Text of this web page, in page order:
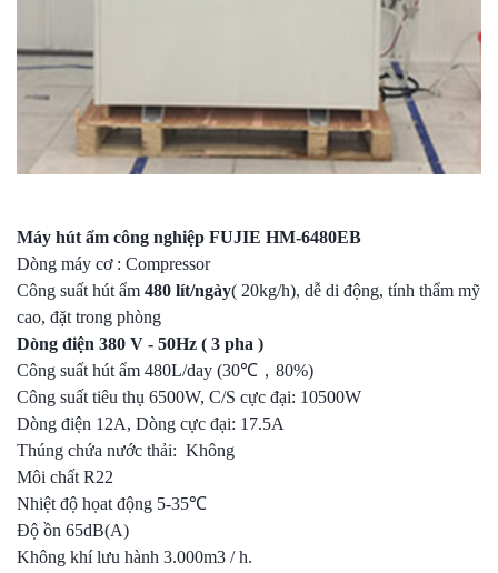
Máy hút ẩm công nghiệp FUJIE HM-6480EB
Dòng máy cơ : Compressor
Công suất hút ẩm 480 lít/ngày( 20kg/h), dễ di động, tính thẩm mỹ
cao, đặt trong phòng
Dòng điện 380 V - 50Hz ( 3 pha )
Công suất hút ẩm 480L/day (30℃，80%)
Công suất tiêu thụ 6500W, C/S cực đại: 10500W
Dòng điện 12A, Dòng cực đại: 17.5A
Thúng chứa nước thải: Không
Môi chất R22
Nhiệt độ họat động 5-35℃
Độ ồn 65dB(A)
Không khí lưu hành 3.000m3 / h.